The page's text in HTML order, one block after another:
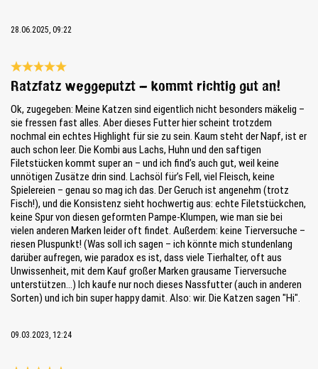
28.06.2025, 09:22
Bewertung mit 5 von 5 Sternen
Ratzfatz weggeputzt – kommt richtig gut an!
Ok, zugegeben: Meine Katzen sind eigentlich nicht besonders mäkelig –
sie fressen fast alles. Aber dieses Futter hier scheint trotzdem
nochmal ein echtes Highlight für sie zu sein. Kaum steht der Napf, ist er
auch schon leer. Die Kombi aus Lachs, Huhn und den saftigen
Filetstücken kommt super an – und ich find’s auch gut, weil keine
unnötigen Zusätze drin sind. Lachsöl für’s Fell, viel Fleisch, keine
Spielereien – genau so mag ich das. Der Geruch ist angenehm (trotz
Fisch!), und die Konsistenz sieht hochwertig aus: echte Filetstückchen,
keine Spur von diesen geformten Pampe-Klumpen, wie man sie bei
vielen anderen Marken leider oft findet. Außerdem: keine Tierversuche –
riesen Pluspunkt! (Was soll ich sagen – ich könnte mich stundenlang
darüber aufregen, wie paradox es ist, dass viele Tierhalter, oft aus
Unwissenheit, mit dem Kauf großer Marken grausame Tierversuche
unterstützen...) Ich kaufe nur noch dieses Nassfutter (auch in anderen
Sorten) und ich bin super happy damit. Also: wir. Die Katzen sagen "Hi".
09.03.2023, 12:24